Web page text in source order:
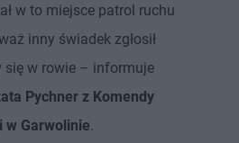
w to miejsce patrol ruchu
inny świadek zgłosił
się w rowie – informuje
Pychner z Komendy
w Garwolinie.